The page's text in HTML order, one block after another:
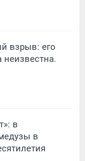
взрыв: его
в
в